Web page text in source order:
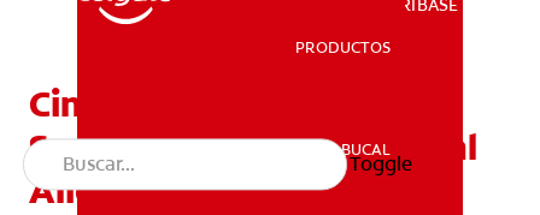
SALUD BUCAL
SUSCRÍBASE
PRODUCTOS
SALUD BUCAL
Toggle
Cinco Razones
Sorprendentes Para El Mal
Aliento En Los Niños